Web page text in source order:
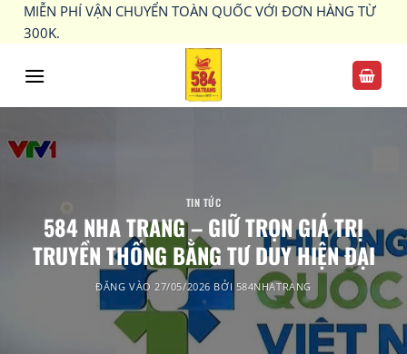
qua
dung
MIỄN PHÍ VẬN CHUYỂN TOÀN QUỐC VỚI ĐƠN HÀNG TỪ
300K.
TIN TỨC
584 NHA TRANG – GIỮ TRỌN GIÁ TRỊ
TRUYỀN THỐNG BẰNG TƯ DUY HIỆN ĐẠI
ĐĂNG VÀO 27/05/2026 BỞI 584NHATRANG